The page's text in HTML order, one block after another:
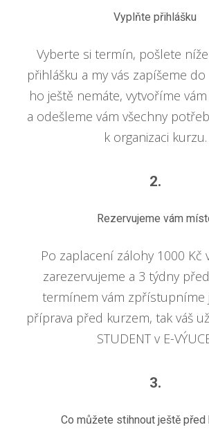
Vyplňte přihlášku
Vyberte si termín, pošlete
přihlášku a my vás zapíšeme
ho ještě nemáte, vytvoříme
a odešleme vám všechny
k organizaci kurzu.
2.
Rezervujeme vám
Po zaplacení zálohy 1000 Kč
zarezervujeme a 3 týdny
termínem vám zpřístupníme
příprava před kurzem, tak váš
STUDENT v E-
3.
Co můžete stihnout ještě před